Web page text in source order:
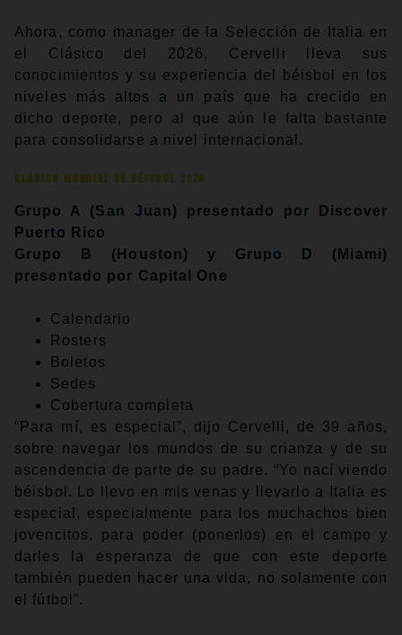
Ahora, como manager de la Selección de Italia en
el Clásico del 2026, Cervelli lleva sus
conocimientos y su experiencia del béisbol en los
niveles más altos a un país que ha crecido en
dicho deporte, pero al que aún le falta bastante
para consolidarse a nivel internacional.
Clásico Mundial de Béisbol 2026
Grupo A (San Juan) presentado por Discover
Puerto Rico
Grupo B (Houston) y Grupo D (Miami)
presentado por Capital One
Calendario
Rosters
Boletos
Sedes
Cobertura completa
“Para mí, es especial”, dijo Cervelli, de 39 años,
sobre navegar los mundos de su crianza y de su
ascendencia de parte de su padre. “Yo nací viendo
béisbol. Lo llevo en mis venas y llevarlo a Italia es
especial, especialmente para los muchachos bien
jovencitos, para poder (ponerlos) en el campo y
darles la esperanza de que con este deporte
también pueden hacer una vida, no solamente con
el fútbol”.